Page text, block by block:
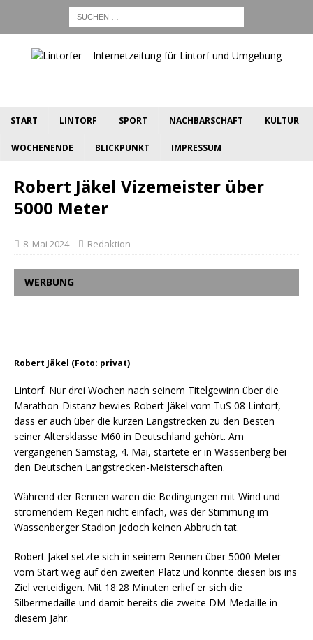
START LINTORF SPORT NACHBARSCHAFT KULTUR
WOCHENENDE BLICKPUNKT IMPRESSUM
Robert Jäkel Vizemeister über
5000 Meter
8. Mai 2024 Redaktion
WERBUNG
Robert Jäkel (Foto: privat)
Lintorf. Nur drei Wochen nach seinem Titelgewinn über die
Marathon-Distanz bewies Robert Jäkel vom TuS 08 Lintorf,
dass er auch über die kurzen Langstrecken zu den Besten
seiner Altersklasse M60 in Deutschland gehört. Am
vergangenen Samstag, 4. Mai, startete er in Wassenberg bei
den Deutschen Langstrecken-Meisterschaften.
Während der Rennen waren die Bedingungen mit Wind und
strömendem Regen nicht einfach, was der Stimmung im
Wassenberger Stadion jedoch keinen Abbruch tat.
Robert Jäkel setzte sich in seinem Rennen über 5000 Meter
vom Start weg auf den zweiten Platz und konnte diesen bis ins
Ziel verteidigen. Mit 18:28 Minuten erlief er sich die
Silbermedaille und damit bereits die zweite DM-Medaille in
diesem Jahr.